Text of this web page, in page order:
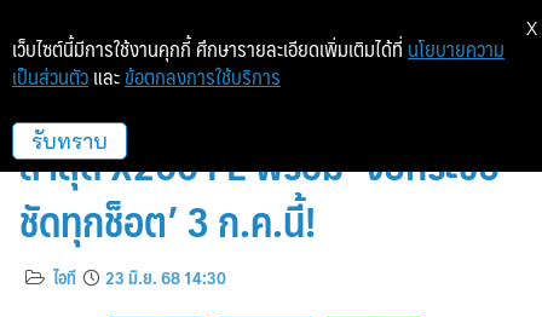
vivo เตรียมส่งสมาร์ตโฟนรุ่นใหม่
ล่าสุด X200 FE พร้อม ‘จับกระชับ
ชัดทุกช็อต’ 3 ก.ค.นี้!
ไอที 23 มิ.ย. 68 14:30
เว็บไซต์นี้มีการใช้งานคุกกี้ ศึกษารายละเอียดเพิ่มเติมได้ที่ นโยบายความ
เป็นส่วนตัว และ ข้อตกลงการใช้บริการ
รับทราบ
X